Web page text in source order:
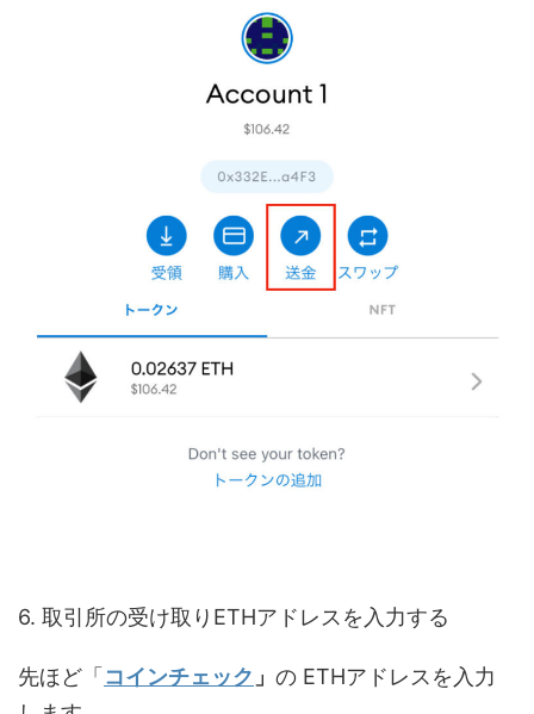
6. 取引所の受け取りETHアドレスを入力する
先ほど「コインチェック 」 の ETHアドレスを入力